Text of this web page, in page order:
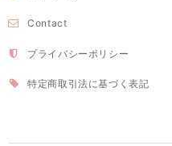
Contact
プライバシーポリシー
特定商取引法に基づく表記